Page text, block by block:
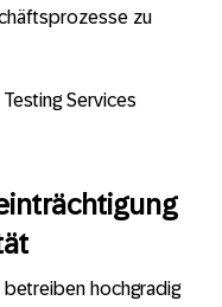
zu
Services
hochgradig